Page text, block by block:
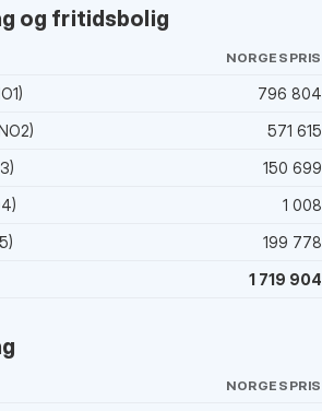
og fritidsbolig
NORGESPRIS
796 804
571 615
150 699
1 008
199 778
1 719 904
NORGESPRIS